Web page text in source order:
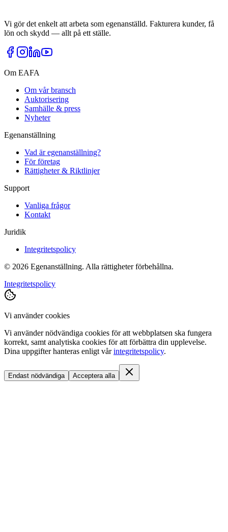
Vi gör det enkelt att arbeta som egenanställd. Fakturera kunder, få
lön och skydd — allt på ett ställe.
Om EAFA
Om vår bransch
Auktorisering
Samhälle & press
Nyheter
Egenanställning
Vad är egenanställning?
För företag
Rättigheter & Riktlinjer
Support
Vanliga frågor
Kontakt
Juridik
Integritetspolicy
© 2026 Egenanställning. Alla rättigheter förbehållna.
Integritetspolicy
Vi använder cookies
Vi använder nödvändiga cookies för att webbplatsen ska fungera
korrekt, samt analytiska cookies för att förbättra din upplevelse.
Dina uppgifter hanteras enligt vår integritetspolicy.
Endast nödvändiga Acceptera alla